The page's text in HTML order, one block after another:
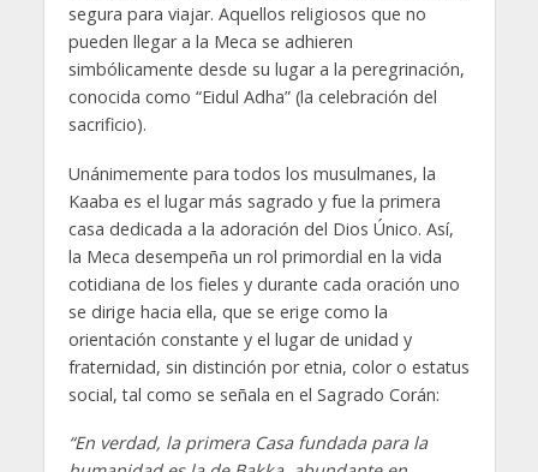
segura para viajar. Aquellos religiosos que no
pueden llegar a la Meca se adhieren
simbólicamente desde su lugar a la peregrinación,
conocida como “Eidul Adha” (la celebración del
sacrificio).
Unánimemente para todos los musulmanes, la
Kaaba es el lugar más sagrado y fue la primera
casa dedicada a la adoración del Dios Único. Así,
la Meca desempeña un rol primordial en la vida
cotidiana de los fieles y durante cada oración uno
se dirige hacia ella, que se erige como la
orientación constante y el lugar de unidad y
fraternidad, sin distinción por etnia, color o estatus
social, tal como se señala en el Sagrado Corán:
“En verdad, la primera Casa fundada para la